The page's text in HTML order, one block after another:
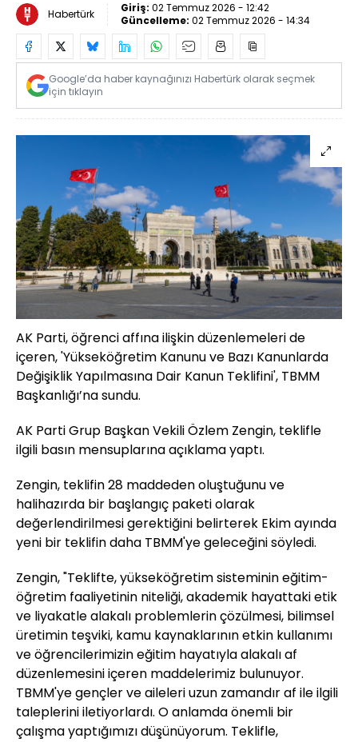
Habertürk Giriş: 02 Temmuz 2026 - 12:42
Güncelleme: 02 Temmuz 2026 - 14:34
Google’da haber kaynağınızı Habertürk olarak seçmek
için tıklayın
AK Parti, öğrenci affına ilişkin düzenlemeleri de
içeren, 'Yükseköğretim Kanunu ve Bazı Kanunlarda
Değişiklik Yapılmasına Dair Kanun Teklifini', TBMM
Başkanlığı’na sundu.
AK Parti Grup Başkan Vekili Özlem Zengin, teklifle
ilgili basın mensuplarına açıklama yaptı.
Zengin, teklifin 28 maddeden oluştuğunu ve
halihazırda bir başlangıç paketi olarak
değerlendirilmesi gerektiğini belirterek Ekim ayında
yeni bir teklifin daha TBMM'ye geleceğini söyledi.
Zengin, "Teklifte, yükseköğretim sisteminin eğitim-
öğretim faaliyetinin niteliği, akademik hayattaki etik
ve liyakatle alakalı problemlerin çözülmesi, bilimsel
üretimin teşviki, kamu kaynaklarının etkin kullanımı
ve öğrencilerimizin eğitim hayatıyla alakalı af
düzenlemesini içeren maddelerimiz bulunuyor.
TBMM'ye gençler ve aileleri uzun zamandır af ile ilgili
taleplerini iletiyorlardı. O anlamda önemli bir
çalışma yaptığımızı düşünüyorum. Teklifle,